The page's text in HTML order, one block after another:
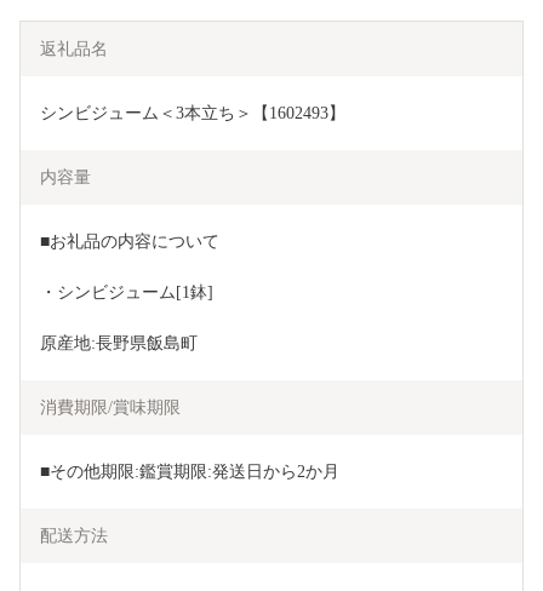
返礼品名
シンビジューム＜3本立ち＞【1602493】
内容量
■お礼品の内容について
・シンビジューム[1鉢]
原産地:長野県飯島町
消費期限/賞味期限
■その他期限:鑑賞期限:発送日から2か月
配送方法